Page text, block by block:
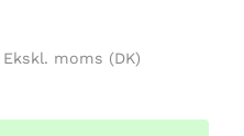
Ekskl. moms (DK)